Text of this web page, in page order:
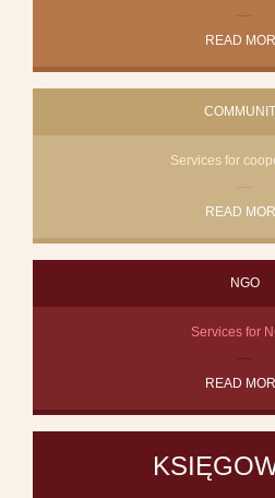
READ
Services for
READ
NGO
Services for
READ